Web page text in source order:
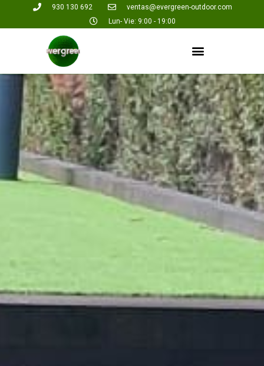
930 130 692
ventas@evergreen-outdoor.com
Lun- Vie: 9:00 - 19:00